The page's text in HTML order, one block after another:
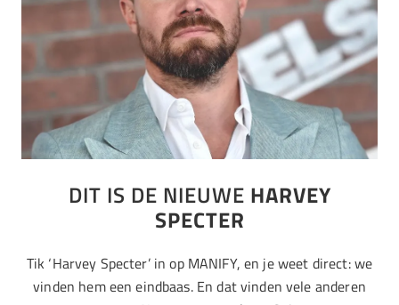
DIT IS DE NIEUWE HARVEY
SPECTER
Tik ‘Harvey Specter’ in op MANIFY, en je weet direct: we
vinden hem een eindbaas. En dat vinden vele anderen